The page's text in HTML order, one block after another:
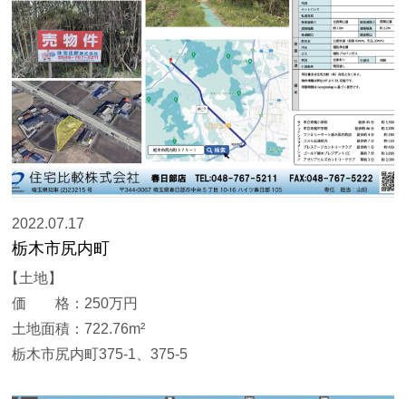
2022.07.17
栃木市尻内町
【土地】
価 格：250万円
土地面積：722.76m²
栃木市尻内町375-1、375-5